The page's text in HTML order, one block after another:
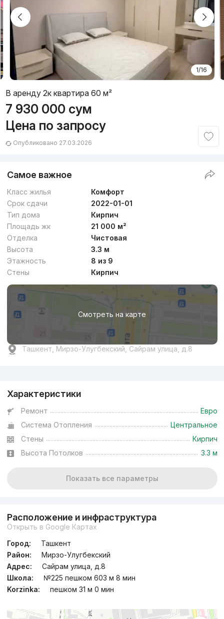
1/16
В аренду 2к квартира 60 м²
7 930 000 сум
Цена по запросу
Опубликовано 27.03.2026
Самое важное
Класс жилья
Комфорт
Срок сдачи
2022-01-01
Тип дома
Кирпич
Площадь жк
21 000 м²
Отделка
Чистовая
Высота
3.3 м
Этажность
8 из 9
Стены
Кирпич
Смотреть на карте
Ташкент, Мирзо-Улугбекский, Сайрам улица, д.8
Характеристики
Ремонт
Евро
Система Отопления
Центральное
Стены
Кирпич
Высота Потолков
3.3 м
Показать все параметры
Расположение и инфраструктура
Открыть в Google Картах
Город:
Ташкент
Район:
Мирзо-Улугбекский
Адрес:
Сайрам улица, д.8
Школа:
№225 пешком 603 м 8 мин
Korzinka:
пешком 31 м 0 мин